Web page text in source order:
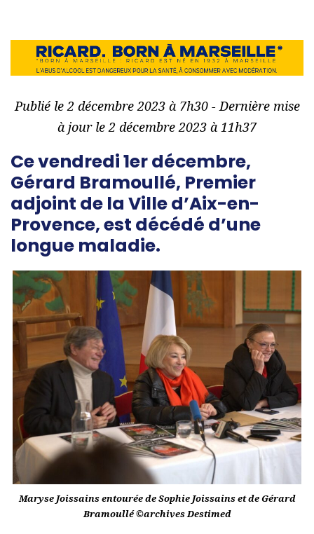
Publié le 2 décembre 2023 à 7h30 - Dernière mise
à jour le 2 décembre 2023 à 11h37
Ce vendredi 1er décembre,
Gérard Bramoullé, Premier
adjoint de la Ville d’Aix-en-
Provence, est décédé d’une
longue maladie.
Maryse Joissains entourée de Sophie Joissains et de Gérard
Bramoullé ©archives Destimed